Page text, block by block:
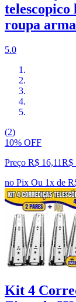
telescopico
roupa
5.0
(2)
10% OFF
Preço R$ 16,11R$
no Pix Ou 1x de
Kit 4